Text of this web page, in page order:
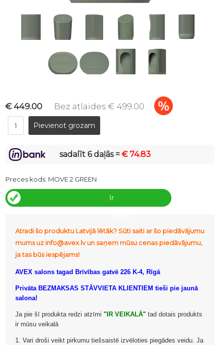
€ 449.00 Bez atlaides € 499.00
sadalīt 6 daļās =€ 74.83
Preces kods: MOVE 2 GREEN
Ir
Atradi šo produktu Latvijā lētāk? Sūti saiti ar šo piedāvājumu
mums uz info@avex.lv un saņem mūsu cenas piedāvājumu,
ja tas būs iespējams!
AVEX salons tagad Brīvības gatvē 226 K-4, Rīgā
Privāta BEZMAKSAS STĀVVIETA KLIENTIEM tieši pie jaunā
salona!
Ja pie šī produkta redzi atzīmi " IR VEIKALĀ" tad dotais produkts
ir mūsu veikalā
1. Vari droši veikt pirkumu tiešsaistē izvēloties piegādes veidu. Ja